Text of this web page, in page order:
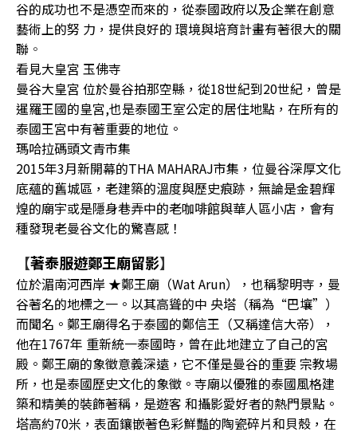
谷的成功也不是憑空而來的，從泰國政府以及企業在創意
藝術上的努 力，提供良好的 環境與培育計畫有著很大的關
聯 。
看見大皇宮 玉佛寺
曼谷大皇宮 位於曼谷拍那空縣，從18世紀到20世紀，曾是
暹羅王國的皇宮,也是泰國王室公定的居住地點，在所有的
泰國王宮中有著重要的地位。
瑪哈拉碼頭文青市集
2015年3月新開幕的THA MAHARAJ市集，位曼谷深厚文化
底蘊的舊城區，老建築的溫度與歷史痕跡，無論是金碧輝
煌的廟宇或是隱身巷弄中的老咖啡館與華人區小店，會有
種發現老曼谷文化的驚喜感！
【著泰服遊鄭王廟留影】
位於湄南河西岸 ★鄭王廟（Wat Arun），也稱黎明寺，曼
谷著名的地標之一。以其高聳的中 央塔（稱為“巴壤”）
而聞名。鄭王廟得名于泰國的鄭信王（又稱達信大帝），
他在1767年 重新統一泰國時，曾在此地建立了自己的宮
殿。鄭王廟的象徵意義深遠，它不僅是曼谷的重要 宗教場
所，也是泰國歷史文化的象徵。寺廟以優雅的泰國風格建
築和精美的裝飾著稱，是遊客 和攝影愛好者的熱門景點。
塔高約70米，表面鑲嵌著色彩鮮豔的陶瓷碎片和貝殼，在